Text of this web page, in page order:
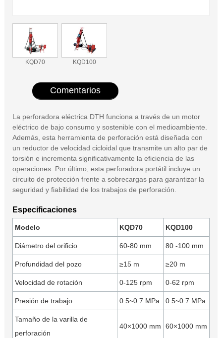
KQD70 KQD100
Comentarios
La perforadora eléctrica DTH funciona a través de un motor
eléctrico de bajo consumo y sostenible con el medioambiente.
Además, esta herramienta de perforación está diseñada con
un reductor de velocidad cicloidal que transmite un alto par de
torsión e incrementa significativamente la eficiencia de las
operaciones. Por último, esta perforadora portátil incluye un
circuito de protección frente a sobrecargas para garantizar la
seguridad y fiabilidad de los trabajos de perforación.
Especificaciones
Modelo KQD70 KQD100
Diámetro del orificio 60-80 mm 80 -100 mm
Profundidad del pozo ≥15 m ≥20 m
Velocidad de rotación 0-125 rpm 0-62 rpm
Presión de trabajo 0.5~0.7 MPa 0.5~0.7 MPa
Tamaño de la varilla de
perforación
40×1000 mm 60×1000 mm